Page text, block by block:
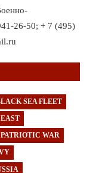
26-50; + 7 (495)
SEA FLEET
WAR